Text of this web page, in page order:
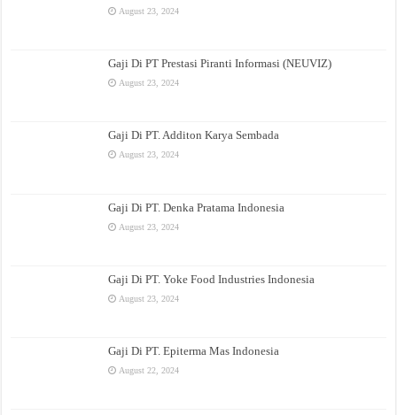
August 23, 2024
Gaji Di PT Prestasi Piranti Informasi (NEUVIZ)
August 23, 2024
Gaji Di PT. Additon Karya Sembada
August 23, 2024
Gaji Di PT. Denka Pratama Indonesia
August 23, 2024
Gaji Di PT. Yoke Food Industries Indonesia
August 23, 2024
Gaji Di PT. Epiterma Mas Indonesia
August 22, 2024